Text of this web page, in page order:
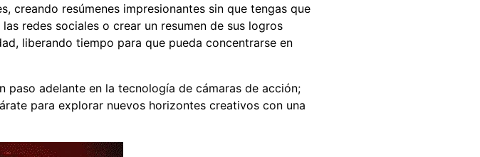
creando resúmenes impresionantes sin que tengas que
redes sociales o crear un resumen de sus logros
liberando tiempo para que pueda concentrarse en
paso adelante en la tecnología de cámaras de acción;
para explorar nuevos horizontes creativos con una